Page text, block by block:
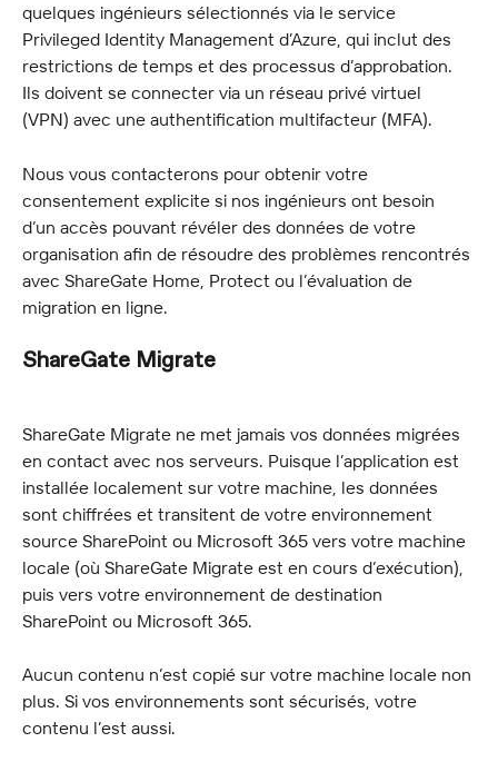
quelques ingénieurs sélectionnés via le service
Privileged Identity Management d’Azure, qui inclut des
restrictions de temps et des processus d’approbation.
Ils doivent se connecter via un réseau privé virtuel
(VPN) avec une authentification multifacteur (MFA).
Nous vous contacterons pour obtenir votre
consentement explicite si nos ingénieurs ont besoin
d’un accès pouvant révéler des données de votre
organisation afin de résoudre des problèmes rencontrés
avec ShareGate Home, Protect ou l’évaluation de
migration en ligne.
ShareGate Migrate
ShareGate Migrate ne met jamais vos données migrées
en contact avec nos serveurs. Puisque l’application est
installée localement sur votre machine, les données
sont chiffrées et transitent de votre environnement
source SharePoint ou Microsoft 365 vers votre machine
locale (où ShareGate Migrate est en cours d’exécution),
puis vers votre environnement de destination
SharePoint ou Microsoft 365.
Aucun contenu n’est copié sur votre machine locale non
plus. Si vos environnements sont sécurisés, votre
contenu l’est aussi.